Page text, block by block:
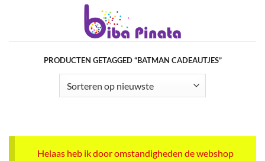
PRODUCTEN GETAGGED “BATMAN CADEAUTJES”
Helaas heb ik door omstandigheden de webshop